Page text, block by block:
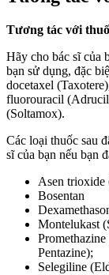
Tương tác với
Hãy cho bác sĩ của
bạn sử dụng, đặc
docetaxel
fluorouracil
(Soltamox).
Các loại thuốc sau
sĩ của bạn nếu bạn
Asen trioxide
Bosentan
Montelukast
Pentazine);
Selegiline